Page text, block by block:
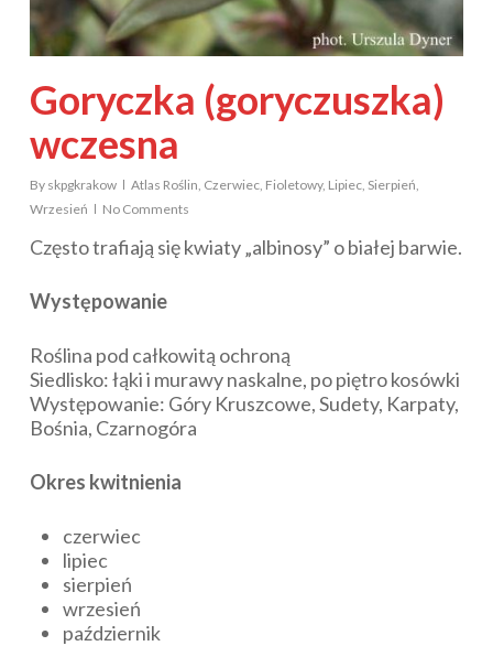
Goryczka (goryczuszka)
wczesna
By skpgkrakow Atlas Roślin Czerwiec, Fioletowy, Lipiec, Sierpień
Wrzesień
No Comments
Często trafiają się kwiaty „albinosy” o białej barwie.
Występowanie
Roślina pod całkowitą ochroną
Siedlisko: łąki i murawy naskalne, po piętro kosówki
Występowanie: Góry Kruszcowe, Sudety, Karpaty,
Bośnia, Czarnogóra
Okres kwitnienia
czerwiec
lipiec
sierpień
wrzesień
październik